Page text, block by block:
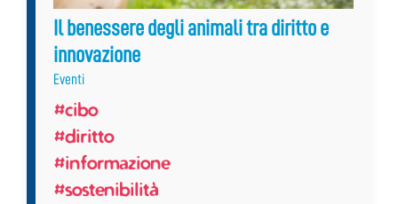
Il benessere degli animali tra diritto e
innovazione
Eventi
#cibo
#diritto
#informazione
#sostenibilità